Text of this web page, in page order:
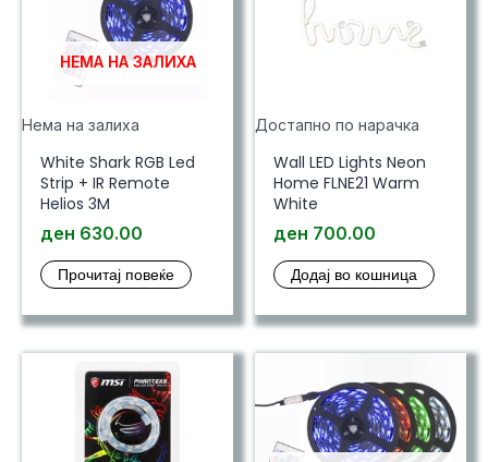
НЕМА НА ЗАЛИХА
Нема на залиха
White Shark RGB Led
Strip + IR Remote
Helios 3M
ден 630.00
Прочитај повеќе
Достапно по нарачка
Wall LED Lights Neon
Home FLNE21 Warm
White
ден 700.00
Додај во кошница